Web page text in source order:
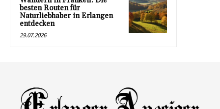
besten Routen für
Naturliebhaber in Erlangen
entdecken
29.07.2026